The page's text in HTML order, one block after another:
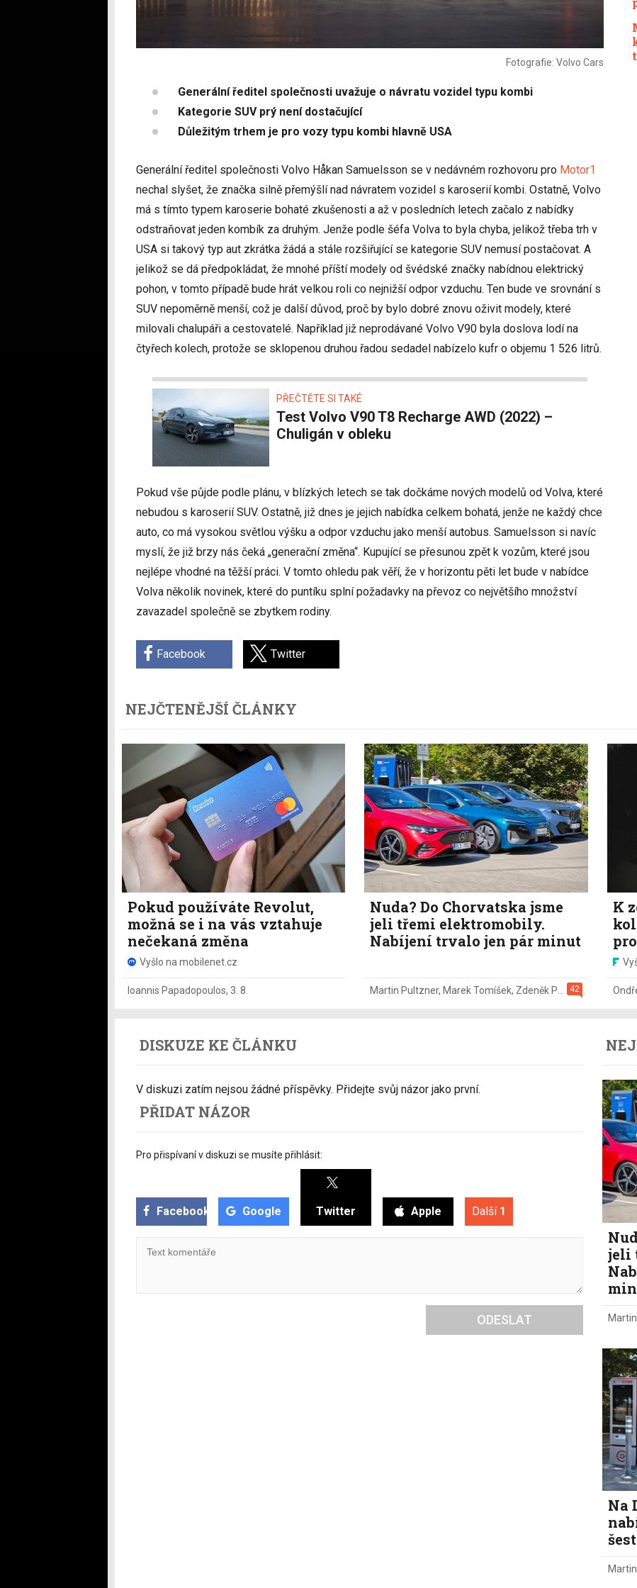
Fotografie: Volvo Cars
Generální ředitel společnosti uvažuje o návratu vozidel typu kombi
Kategorie SUV prý není dostačující
Důležitým trhem je pro vozy typu kombi hlavně USA
Generální ředitel společnosti Volvo Håkan Samuelsson se v nedávném rozhovoru pro Motor1
nechal slyšet, že značka silně přemýšlí nad návratem vozidel s karoserií kombi. Ostatně, Volvo
má s tímto typem karoserie bohaté zkušenosti a až v posledních letech začalo z nabídky
odstraňovat jeden kombík za druhým. Jenže podle šéfa Volva to byla chyba, jelikož třeba trh v
USA si takový typ aut zkrátka žádá a stále rozšiřující se kategorie SUV nemusí postačovat. A
jelikož se dá předpokládat, že mnohé příští modely od švédské značky nabídnou elektrický
pohon, v tomto případě bude hrát velkou roli co nejnižší odpor vzduchu. Ten bude ve srovnání s
SUV nepoměrně menší, což je další důvod, proč by bylo dobré znovu oživit modely, které
milovali chalupáři a cestovatelé. Například již neprodávané Volvo V90 byla doslova lodí na
čtyřech kolech, protože se sklopenou druhou řadou sedadel nabízelo kufr o objemu 1 526 litrů.
PŘEČTĚTE SI TAKÉ
Test Volvo V90 T8 Recharge AWD (2022) –
Chuligán v obleku
Pokud vše půjde podle plánu, v blízkých letech se tak dočkáme nových modelů od Volva, které
nebudou s karoserií SUV. Ostatně, již dnes je jejich nabídka celkem bohatá, jenže ne každý chce
auto, co má vysokou světlou výšku a odpor vzduchu jako menší autobus. Samuelsson si navíc
myslí, že již brzy nás čeká „generační změna“. Kupující se přesunou zpět k vozům, které jsou
nejlépe vhodné na těžší práci. V tomto ohledu pak věří, že v horizontu pěti let bude v nabídce
Volva několik novinek, které do puntíku splní požadavky na převoz co největšího množství
zavazadel společně se zbytkem rodiny.
Facebook Twitter
NEJČTENĚJŠÍ ČLÁNKY
Pokud používáte Revolut,
možná se i na vás vztahuje
nečekaná změna
Vyšlo na mobilenet.cz
Ioannis Papadopoulos, 3. 8.
Nuda? Do Chorvatska jsme
jeli třemi elektromobily.
Nabíjení trvalo jen pár minut
42
Martin Pultzner, Marek Tomíšek, Zdeněk Pečený
K
DISKUZE KE ČLÁNKU
V diskuzi zatím nejsou žádné příspěvky. Přidejte svůj názor jako první.
PŘIDAT NÁZOR
Pro přispívaní v diskuzi se musíte přihlásit:
Facebook Google Twitter Apple Další 1
ODESLAT
jeli
Na